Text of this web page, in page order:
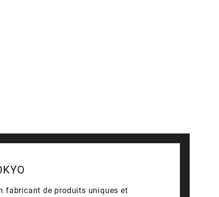
fabricant de produits uniques et